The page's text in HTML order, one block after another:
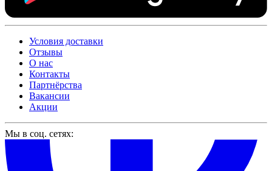
Условия доставки
Отзывы
О нас
Контакты
Партнёрства
Вакансии
Акции
Мы в соц. сетях: